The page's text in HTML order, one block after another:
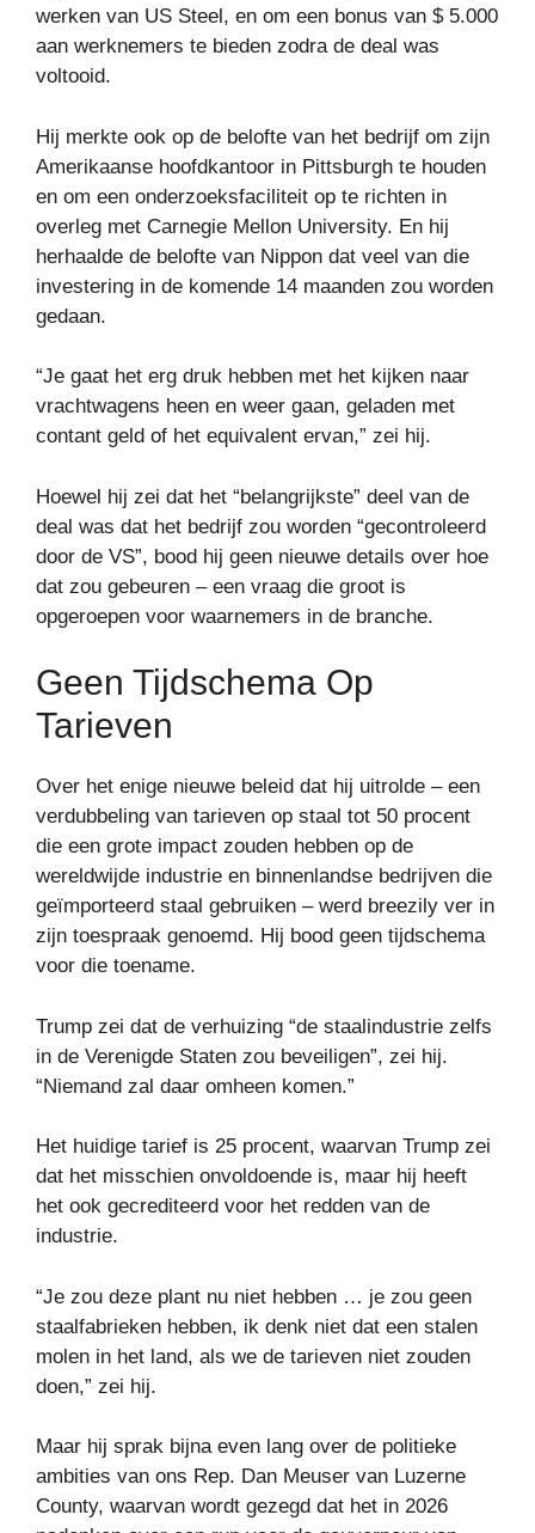
werken van US Steel, en om een ​​bonus van $ 5.000
aan werknemers te bieden zodra de deal was
voltooid.
Hij merkte ook op de belofte van het bedrijf om zijn
Amerikaanse hoofdkantoor in Pittsburgh te houden
en om een ​​onderzoeksfaciliteit op te richten in
overleg met Carnegie Mellon University. En hij
herhaalde de belofte van Nippon dat veel van die
investering in de komende 14 maanden zou worden
gedaan.
“Je gaat het erg druk hebben met het kijken naar
vrachtwagens heen en weer gaan, geladen met
contant geld of het equivalent ervan,” zei hij.
Hoewel hij zei dat het “belangrijkste” deel van de
deal was dat het bedrijf zou worden “gecontroleerd
door de VS”, bood hij geen nieuwe details over hoe
dat zou gebeuren – een vraag die groot is
opgeroepen voor waarnemers in de branche.
Geen Tijdschema Op
Tarieven
Over het enige nieuwe beleid dat hij uitrolde – een
verdubbeling van tarieven op staal tot 50 procent
die een grote impact zouden hebben op de
wereldwijde industrie en binnenlandse bedrijven die
geïmporteerd staal gebruiken – werd breezily ver in
zijn toespraak genoemd. Hij bood geen tijdschema
voor die toename.
Trump zei dat de verhuizing “de staalindustrie zelfs
in de Verenigde Staten zou beveiligen”, zei hij.
“Niemand zal daar omheen komen.”
Het huidige tarief is 25 procent, waarvan Trump zei
dat het misschien onvoldoende is, maar hij heeft
het ook gecrediteerd voor het redden van de
industrie.
“Je zou deze plant nu niet hebben … je zou geen
staalfabrieken hebben, ik denk niet dat een stalen
molen in het land, als we de tarieven niet zouden
doen,” zei hij.
Maar hij sprak bijna even lang over de politieke
ambities van ons Rep. Dan Meuser van Luzerne
County, waarvan wordt gezegd dat het in 2026